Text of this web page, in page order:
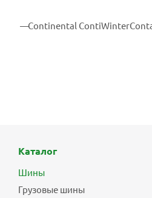
Каталог
Шины
Грузовые шины